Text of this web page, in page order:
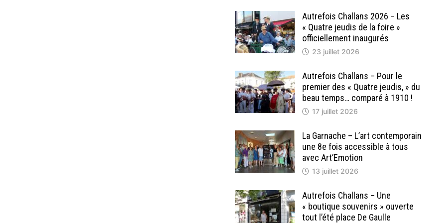
Autrefois Challans 2026 – Les
« Quatre jeudis de la foire »
officiellement inaugurés
23 juillet 2026
Autrefois Challans – Pour le
premier des « Quatre jeudis, » du
beau temps… comparé à 1910 !
17 juillet 2026
La Garnache – L’art contemporain
une 8e fois accessible à tous
avec Art’Emotion
13 juillet 2026
Autrefois Challans – Une
« boutique souvenirs » ouverte
tout l’été place De Gaulle